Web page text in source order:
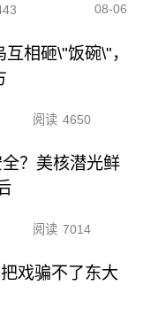
08-06
相砸\"饭碗\"，
阅读 4650
？美核潜光鲜
阅读 7014
戏骗不了东大